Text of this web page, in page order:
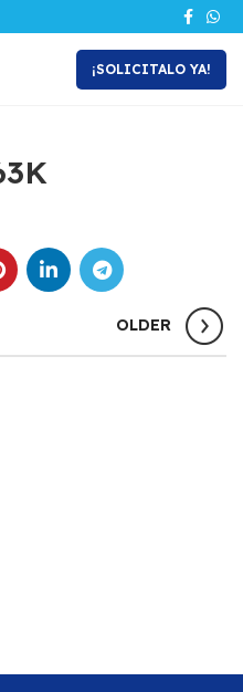
¡SOLICITALO YA!
OLDER